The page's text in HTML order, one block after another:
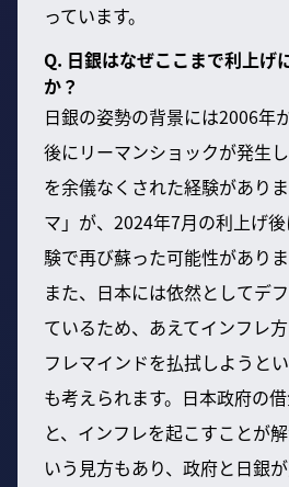
っています。
Q. 日銀はなぜここまで利上げ
か？
日銀の姿勢の背景には2006年
後にリーマンショックが発生
を余儀なくされた経験があり
マ」が、2024年7月の利上げ
験で再び蘇った可能性がありま
また、日本には依然としてデ
ているため、あえてインフレ
フレマインドを払拭しようと
も考えられます。日本政府の
と、インフレを起こすことが
いう見方もあり、政府と日銀